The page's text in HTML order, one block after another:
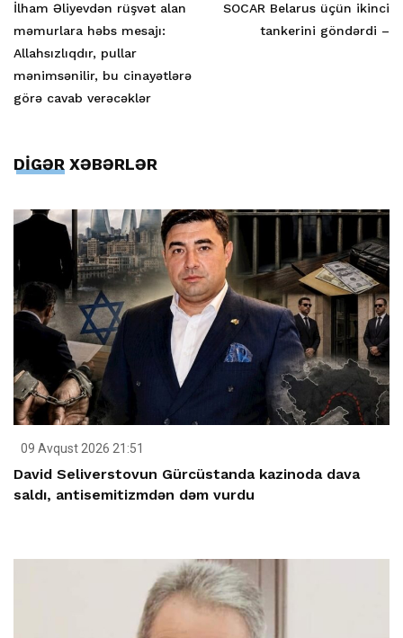
İlham Əliyevdən rüşvət alan
məmurlara həbs mesajı:
Allahsızlıqdır, pullar
mənimsənilir, bu cinayətlərə
görə cavab verəcəklər
SOCAR Belarus üçün ikinci
tankerini göndərdi –
DİGƏR XƏBƏRLƏR
09 Avqust 2026 21:51
David Seliverstovun Gürcüstanda kazinoda dava
saldı, antisemitizmdən dəm vurdu